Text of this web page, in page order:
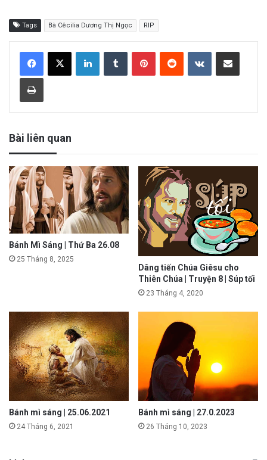
Tags Bà Cêcilia Dương Thị Ngọc RIP
Bài liên quan
Bánh Mì Sáng | Thứ Ba 26.08
25 Tháng 8, 2025
Dâng tiến Chúa Giêsu cho
Thiên Chúa | Truyện 8 | Súp tối
23 Tháng 4, 2020
Bánh mì sáng | 25.06.2021
24 Tháng 6, 2021
Bánh mì sáng | 27.0.2023
26 Tháng 10, 2023